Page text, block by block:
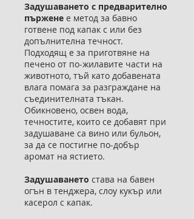
Задушаването с предварително
пържене е метод за бавно
готвене под капак с или без
допълнителна течност.
Подходящ е за приготвяне на
печено от по-жилавите части на
животното, тъй като добавената
влага помага за разграждане на
съединителната тъкан.
Обикновено, освен вода,
течностите, които се добавят при
задушаване са вино или бульон,
за да се постигне по-добър
аромат на ястието.
Задушаването става на бавен
огън в тенджера, слоу кукър или
касерол с капак.